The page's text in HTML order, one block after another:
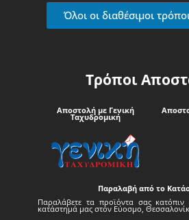
Όλοι οι διαθέσιμοι
Τρόποι
Αποστολή με Γενική
Ταχυδρομική
Παραλαβή από το
Παραλάβετε τα προϊόντα σας
κατάστημά μας στον Εύοσμο,